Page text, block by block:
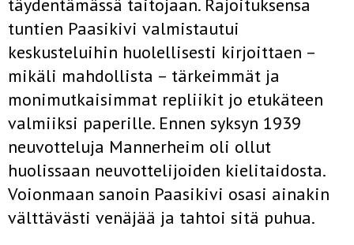
täydentämässä taitojaan. Rajoituksensa
tuntien Paasikivi valmistautui
keskusteluihin huolellisesti kirjoittaen –
mikäli mahdollista – tärkeimmät ja
monimutkaisimmat repliikit jo etukäteen
valmiiksi paperille. Ennen syksyn 1939
neuvotteluja Mannerheim oli ollut
huolissaan neuvottelijoiden kielitaidosta.
Voionmaan sanoin Paasikivi osasi ainakin
välttävästi venäjää ja tahtoi sitä puhua.